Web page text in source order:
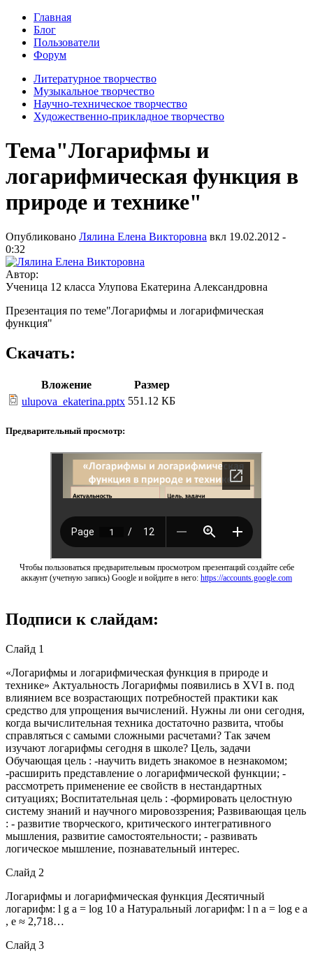
Главная
Блог
Пользователи
Форум
Литературное творчество
Музыкальное творчество
Научно-техническое творчество
Художественно-прикладное творчество
Тема"Логарифмы и
логарифмическая функция в
природе и технике"
Опубликовано Лялина Елена Викторовна вкл 19.02.2012 -
0:32
Автор:
Ученица 12 класса Улупова Екатерина Александровна
Презентация по теме"Логарифмы и логарифмическая
функция"
Скачать:
Вложение
Размер
ulupova_ekaterina.pptx 551.12 КБ
Предварительный просмотр:
Чтобы пользоваться предварительным просмотром презентаций создайте себе
аккаунт (учетную запись) Google и войдите в него: https://accounts.google.com
Подписи к слайдам:
Слайд 1
«Логарифмы и логарифмическая функция в природе и
технике» Актуальность Логарифмы появились в ХVI в. под
влиянием все возрастающих потребностей практики как
средство для упрощения вычислений. Нужны ли они сегодня,
когда вычислительная техника достаточно развита, чтобы
справляться с самыми сложными расчетами? Так зачем
изучают логарифмы сегодня в школе? Цель, задачи
Обучающая цель : -научить видеть знакомое в незнакомом;
-расширить представление о логарифмической функции; -
рассмотреть применение ее свойств в нестандартных
ситуациях; Воспитательная цель : -формировать целостную
систему знаний и научного мировоззрения; Развивающая цель
: - развитие творческого, критического интегративного
мышления, развитие самостоятельности; - развивать
логическое мышление, познавательный интерес.
Слайд 2
Логарифмы и логарифмическая функция Десятичный
логарифм: l g a = log 10 a Натуральный логарифм: l n a = log e a
, e ≈ 2,718…
Слайд 3